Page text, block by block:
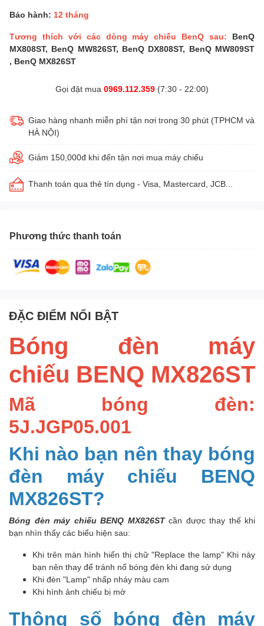
Bảo hành: 12 tháng
Tương thích với các dòng máy chiếu BenQ sau:
BenQ
MX808ST, BenQ MW826ST, BenQ DX808ST, BenQ MW809ST
, BenQ MX826ST
Gọi đặt mua 0969.112.359 (7:30 - 22:00)
Giao hàng nhanh miễn phí tận nơi trong 30 phút (TPHCM và
HÀ NỘI)
Giảm 150,000đ khi đến tận nơi mua máy chiếu
Thanh toán qua thẻ tín dụng - Visa, Mastercard, JCB...
Phương thức thanh toán
ĐẶC ĐIỂM NỔI BẬT
Bóng đèn máy
chiếu BENQ MX826ST
Mã bóng đèn:
5J.JGP05.001
Khi nào bạn nên thay bóng
đèn máy chiếu BENQ
MX826ST?
Bóng đèn máy chiếu BENQ MX826ST cần được thay thế khi
bạn nhìn thấy các biểu hiện sau:
Khi trên màn hình hiển thị chữ "Replace the lamp" Khi này
bạn nên thay để tránh nổ bóng đèn khi đang sử dụng
Khi đèn "Lamp" nhấp nháy màu cam
Khi hình ảnh chiếu bị mờ
Thông số bóng đèn máy